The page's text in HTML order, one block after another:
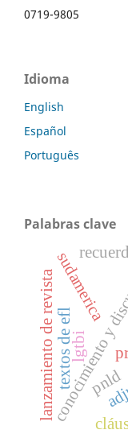
0719-9805
Idioma
English
Español
Português
Palabras clave
sudamerica
lanzamiento de revistatextos de efl pnld
lgtbi